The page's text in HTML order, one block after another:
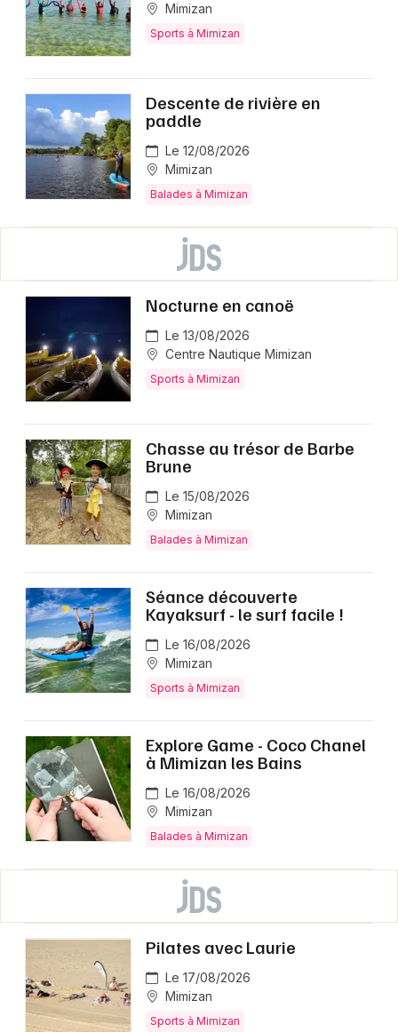
Mimizan
Sports à Mimizan
Descente de rivière en
paddle
Le 12/08/2026
Mimizan
Balades à Mimizan
Nocturne en canoë
Le 13/08/2026
Centre Nautique Mimizan
Sports à Mimizan
Chasse au trésor de Barbe
Brune
Le 15/08/2026
Mimizan
Balades à Mimizan
Séance découverte
Kayaksurf - le surf facile !
Le 16/08/2026
Mimizan
Sports à Mimizan
Explore Game - Coco Chanel
à Mimizan les Bains
Le 16/08/2026
Mimizan
Balades à Mimizan
Pilates avec Laurie
Le 17/08/2026
Mimizan
Sports à Mimizan